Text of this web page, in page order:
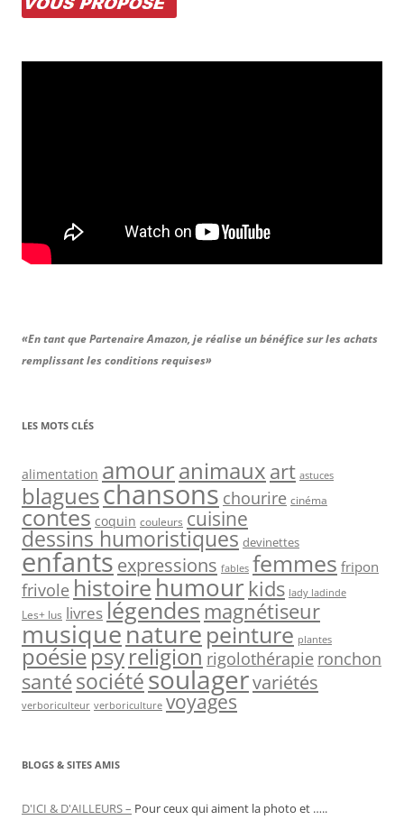
«En tant que Partenaire Amazon, je réalise un bénéfice sur les achats
remplissant les conditions requises»
LES MOTS CLÉS
alimentation amouranimaux art astuces
blagueschansons chourire cinéma
contes coquin couleurs cuisine
dessins humoristiques devinettes
enfantsexpressions fables femmes fripon
frivole histoire humour kids lady ladinde
Les+ lus livreslégendes magnétiseur
musiquenature peinture plantes
poésiepsyreligion rigolothérapie ronchon
santésociétésoulagervariétés
verboriculteur verboriculture voyages
BLOGS & SITES AMIS
D'ICI & D'AILLEURS – Pour ceux qui aiment la photo et …..